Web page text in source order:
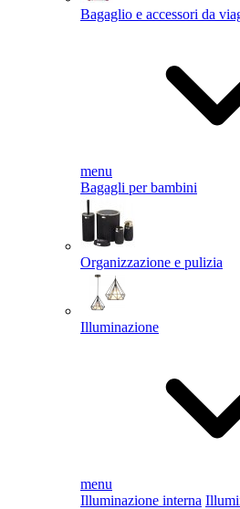
Bagaglio e accessori da
menu
Bagagli per bambini
Organizzazione e pulizia
Illuminazione
menu
Illuminazione interna